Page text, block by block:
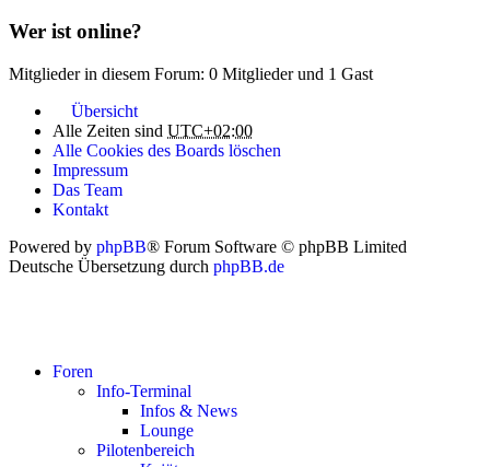
Wer ist online?
Mitglieder in diesem Forum: 0 Mitglieder und 1 Gast
Übersicht
Alle Zeiten sind UTC+02:00
Alle Cookies des Boards löschen
Impressum
Das Team
Kontakt
Powered by phpBB® Forum Software © phpBB Limited
Deutsche Übersetzung durch phpBB.de
Foren
Info-Terminal
Infos & News
Lounge
Pilotenbereich